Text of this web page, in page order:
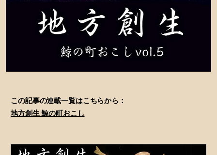
この記事の連載一覧はこちらから：
地方創生 鯨の町おこし